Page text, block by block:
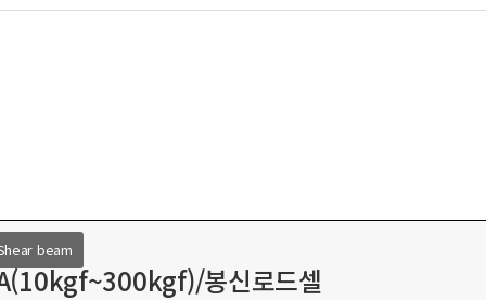
beam
봉신로드셀